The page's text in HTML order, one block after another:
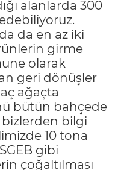
alanlarda 300
da en az iki
girme
olarak
geri dönüşler
ağaçta
bütün bahçede
bizlerden bilgi
10 tona
gibi
çoğaltılması